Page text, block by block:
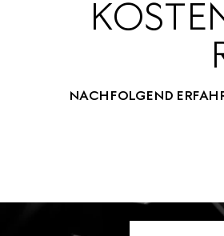
NACHFOLGEND